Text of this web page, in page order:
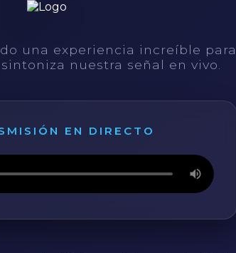
una experiencia increíble para
nuestra señal en vivo.
EN DIRECTO